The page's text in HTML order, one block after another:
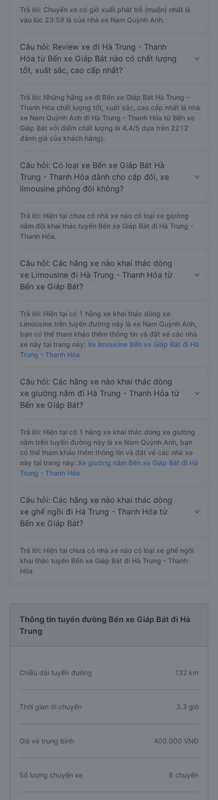
Trả lời: Chuyến xe có giờ xuất phát trễ (muộn) nhất là
vào lúc 23:59 là của nhà xe Nam Quỳnh Anh.
Câu hỏi: Review xe đi Hà Trung - Thanh
Hóa từ Bến xe Giáp Bát nào có chất lượng
tốt, xuất sắc, cao cấp nhất?
Trả lời: Những hãng xe đi Bến xe Giáp Bát Hà Trung -
Thanh Hóa chất lượng tốt, xuất sắc, cao cấp nhất là nhà
xe Nam Quỳnh Anh đi Hà Trung - Thanh Hóa từ Bến xe
Giáp Bát với điểm chất lượng là 4.4/5 dựa trên 2212
đánh giá của khách hàng).
Câu hỏi: Có loại xe Bến xe Giáp Bát Hà
Trung - Thanh Hóa dành cho cặp đôi, xe
limousine phòng đôi không?
Trả lời: Hiện tại chưa có nhà xe nào có loại xe giường
nằm đôi khai thác tuyến Bến xe Giáp Bát đi Hà Trung -
Thanh Hóa.
Câu hỏi: Các hãng xe nào khai thác dòng
xe Limousine đi Hà Trung - Thanh Hóa từ
Bến xe Giáp Bát?
Trả lời: Hiện tại có 1 hãng xe khai thác dòng xe
Limousine trên tuyến đường này là xe Nam Quỳnh Anh,
bạn có thể tham khảo thêm thông tin và đặt vé các nhà
xe này tại trang này: Xe limousine Bến xe Giáp Bát đi Hà
Trung - Thanh Hóa
Câu hỏi: Các hãng xe nào khai thác dòng
xe giường nằm đi Hà Trung - Thanh Hóa từ
Bến xe Giáp Bát?
Trả lời: Hiện tại có 1 hãng xe khai thác dòng xe giường
nằm trên tuyến đường này là xe Nam Quỳnh Anh, bạn
có thể tham khảo thêm thông tin và đặt vé các nhà xe
này tại trang này: Xe giường nằm Bến xe Giáp Bát đi Hà
Trung - Thanh Hóa
Câu hỏi: Các hãng xe nào khai thác dòng
xe ghế ngồi đi Hà Trung - Thanh Hóa từ
Bến xe Giáp Bát?
Trả lời: Hiện tại chưa có nhà xe nào có loại xe ghế ngồi
khai thác tuyến Bến xe Giáp Bát đi Hà Trung - Thanh
Hóa
Thông tin tuyến đường Bến xe Giáp Bát đi Hà
Trung
Chiều dài tuyến đường 132 km
Thời gian di chuyển 3.3 giờ
Giá vé trung bình 400.000 VNĐ
Số lượng chuyến xe 8 chuyến